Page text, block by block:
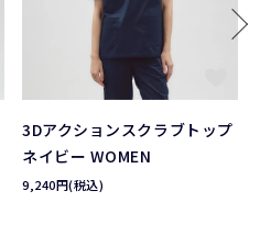
3Dアクションスクラブトップ
ネイビー WOMEN
9,240円(税込)